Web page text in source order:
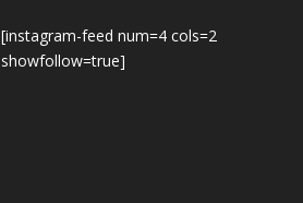
[instagram-feed num=4 cols=2
showfollow=true]